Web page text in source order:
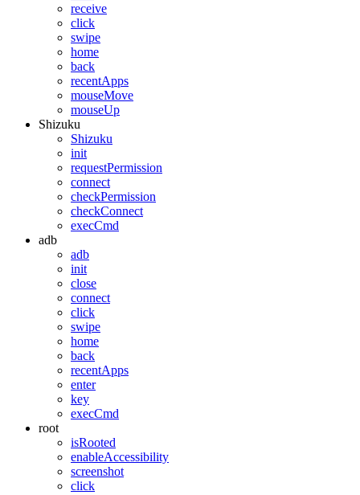
receive
click
swipe
home
back
recentApps
mouseMove
mouseUp
Shizuku
Shizuku
init
requestPermission
connect
checkPermission
checkConnect
execCmd
adb
adb
init
close
connect
click
swipe
home
back
recentApps
enter
key
execCmd
root
isRooted
enableAccessibility
screenshot
click